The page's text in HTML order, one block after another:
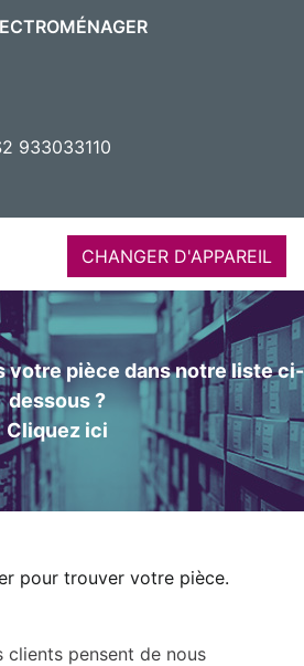
933033110
CHANGER D'APPAREIL
votre pièce dans notre liste ci-
dessous ?
Cliquez ici
pour trouver votre pièce.
clients pensent de nous